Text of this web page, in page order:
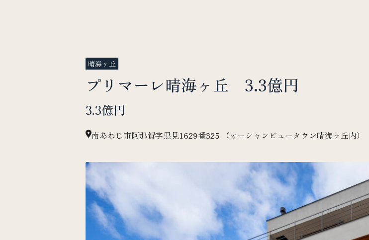
晴海ヶ丘
プリマーレ晴海ヶ丘 3.3億円
3.3億円
南あわじ市阿那賀字黒見1629番325 （オーシャンビュータウン晴海ヶ丘内）